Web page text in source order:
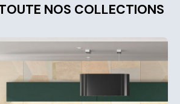
NOS COLLECTIONS